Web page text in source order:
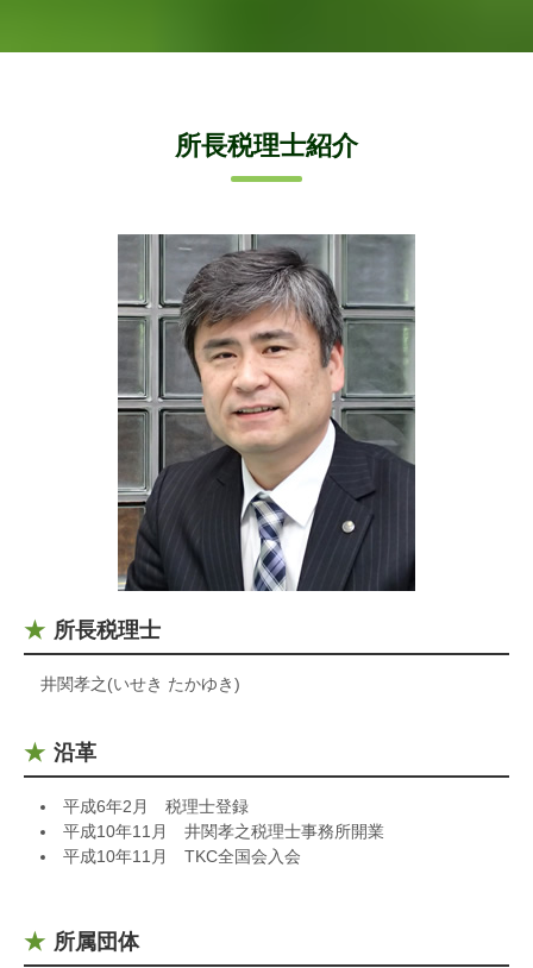
所長税理士紹介
所長税理士
井関孝之(いせき たかゆき)
沿革
平成6年2月 税理士登録
平成10年11月 井関孝之税理士事務所開業
平成10年11月 TKC全国会入会
所属団体